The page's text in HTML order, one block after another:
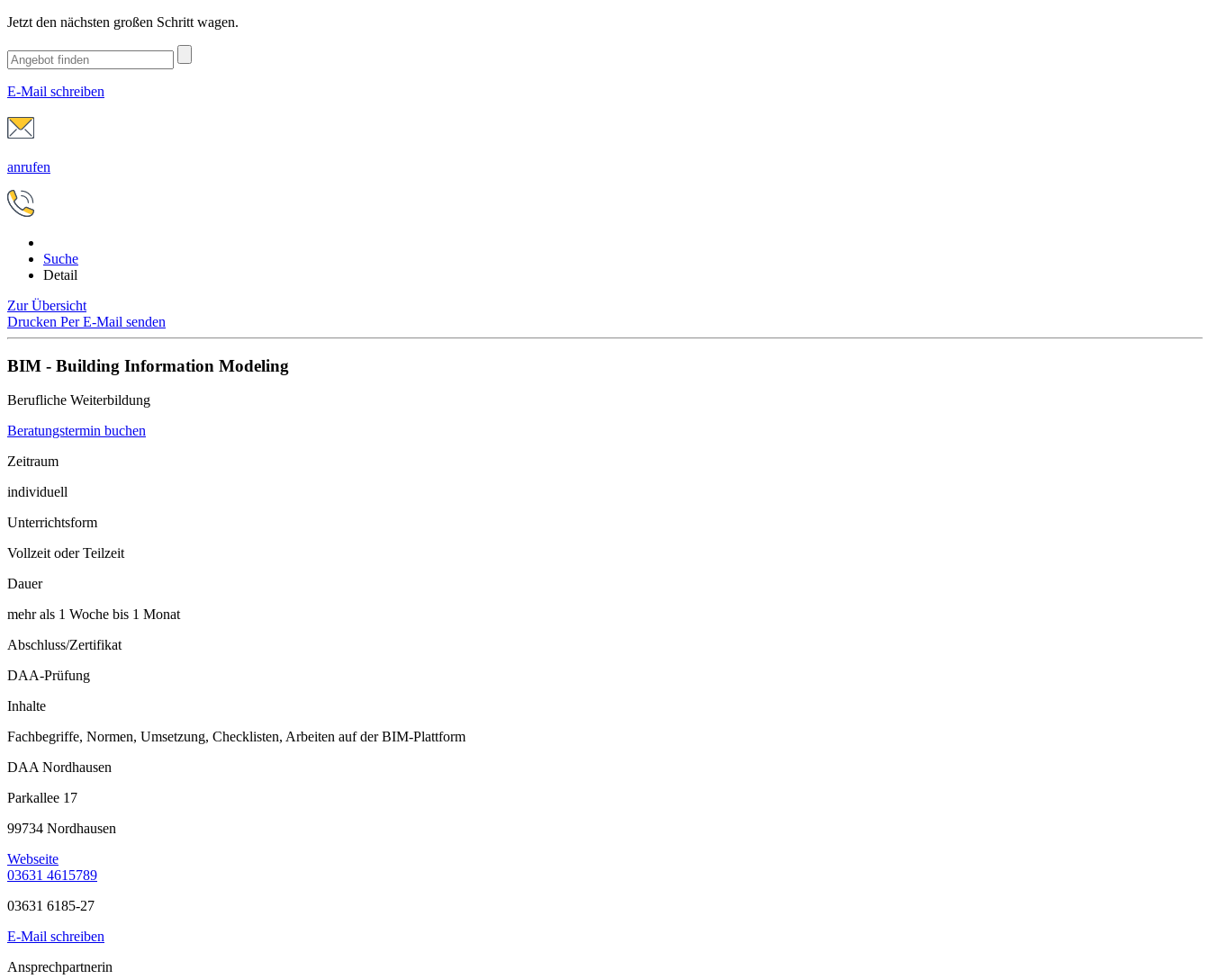
Jetzt den nächsten großen Schritt wagen.
E-Mail schreiben
anrufen
Suche
Detail
Zur Übersicht
Drucken Per E-Mail senden
BIM - Building Information Modeling
Berufliche Weiterbildung
Beratungstermin buchen
Zeitraum
individuell
Unterrichtsform
Vollzeit oder Teilzeit
Dauer
mehr als 1 Woche bis 1 Monat
Abschluss/Zertifikat
DAA-Prüfung
Inhalte
Fachbegriffe, Normen, Umsetzung, Checklisten, Arbeiten auf der BIM-Plattform
DAA Nordhausen
Parkallee 17
99734 Nordhausen
Webseite
03631 4615789
03631 6185-27
E-Mail schreiben
Ansprechpartnerin